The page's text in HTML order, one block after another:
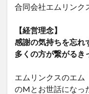
合同会社エムリンク
【経営理念】
感謝の気持ちを忘れ
多くの方が繋がるき
エムリンクスのエム
のMとお世話になっ